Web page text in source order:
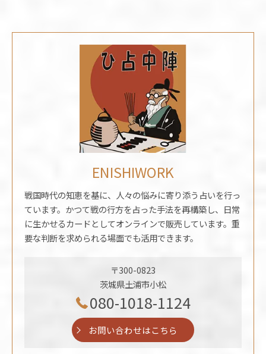
ENISHIWORK
戦国時代の知恵を基に、人々の悩みに寄り添う占いを行っ
ています。かつて戦の行方を占った手法を再構築し、日常
に生かせるカードとしてオンラインで販売しています。重
要な判断を求められる場面でも活用できます。
〒300-0823
茨城県土浦市小松
080-1018-1124
お問い合わせはこちら